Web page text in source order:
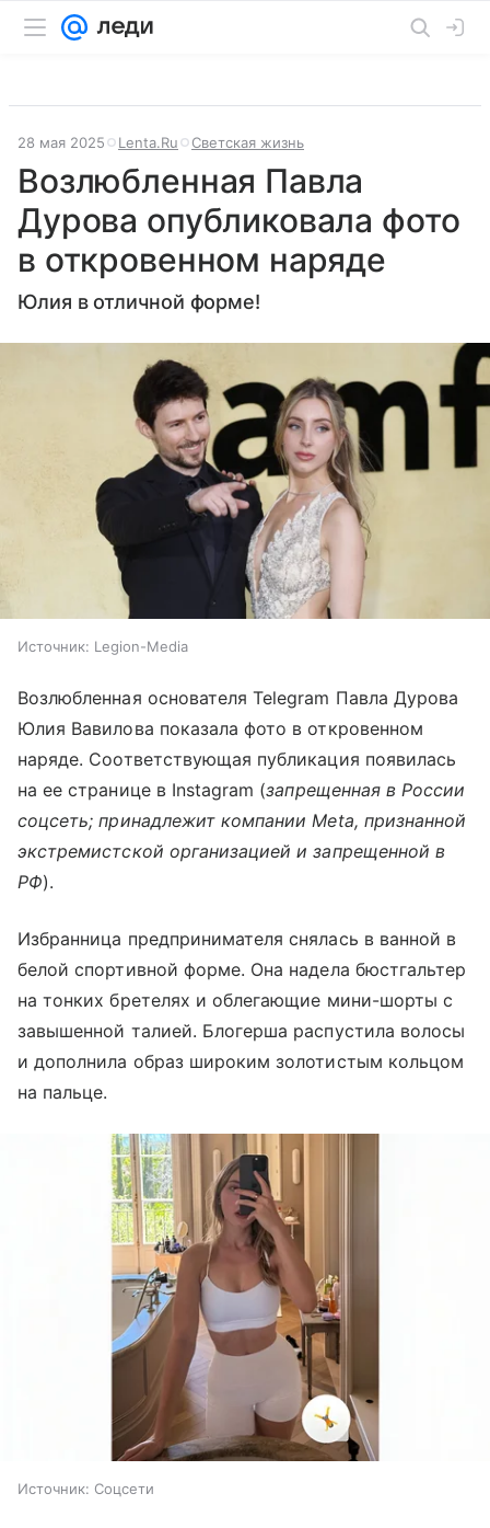
28 мая 2025 Lenta.Ru Светская жизнь
Возлюбленная Павла
Дурова опубликовала фото
в откровенном наряде
Юлия в отличной форме!
Источник: Legion-Media
Возлюбленная основателя Telegram Павла Дурова
Юлия Вавилова показала фото в откровенном
наряде. Соответствующая публикация появилась
на ее странице в Instagram (запрещенная в России
соцсеть; принадлежит компании Meta, признанной
экстремистской организацией и запрещенной в
РФ).
Избранница предпринимателя снялась в ванной в
белой спортивной форме. Она надела бюстгальтер
на тонких бретелях и облегающие мини-шорты с
завышенной талией. Блогерша распустила волосы
и дополнила образ широким золотистым кольцом
на пальце.
Источник: Соцсети